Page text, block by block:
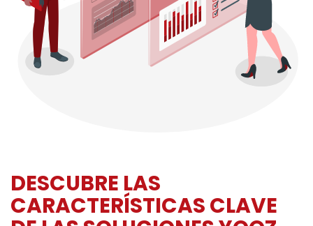
DESCUBRE LAS
CARACTERÍSTICAS CLAVE